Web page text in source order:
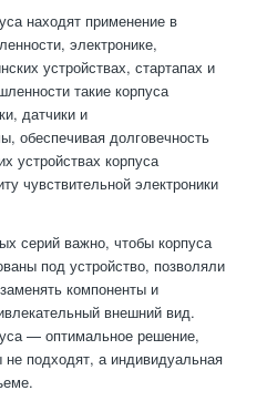
находят применение в
электронике,
устройствах, стартапах и
такие корпуса
датчики и
обеспечивая долговечность
устройствах корпуса
чувствительной электроники
серий важно, чтобы корпуса
под устройство, позволяли
компоненты и
внешний вид.
— оптимальное решение,
не подходят, а индивидуальная